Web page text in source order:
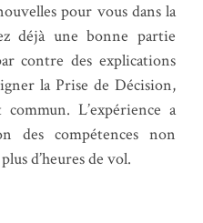
pour vous dans la
déjà une bonne partie
contre des explications
la Prise de Décision,
L’expérience a
des compétences non
d’heures de vol.